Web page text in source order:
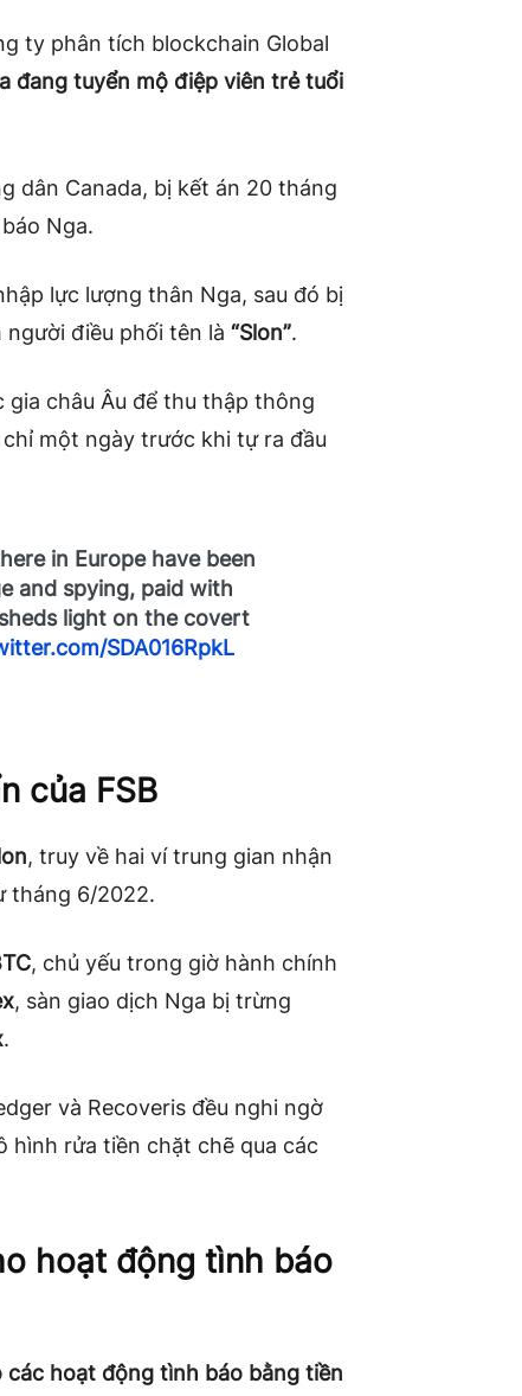
ty phân tích blockchain Global
đang tuyển mộ điệp viên trẻ tuổi
dân Canada, bị kết án 20 tháng
Nga.
lực lượng thân Nga, sau đó bị
người điều phối tên là “Slon”.
gia châu Âu để thu thập thông
chỉ một ngày trước khi tự ra đầu
in Europe have been
and spying, paid with
light on the covert
SDA016RpkL
của FSB
, truy về hai ví trung gian nhận
tháng 6/2022.
, chủ yếu trong giờ hành chính
, sàn giao dịch Nga bị trừng
.
và Recoveris đều nghi ngờ
hình rửa tiền chặt chẽ qua các
hoạt động tình báo
hoạt động tình báo bằng tiền